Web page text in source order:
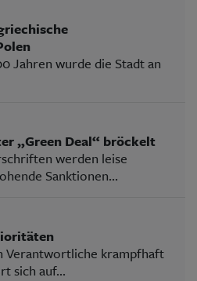
Jahren wurde die Stadt an
„Green Deal“ bröckelt
werden leise
Sanktionen...
Verantwortliche krampfhaft
sich auf...